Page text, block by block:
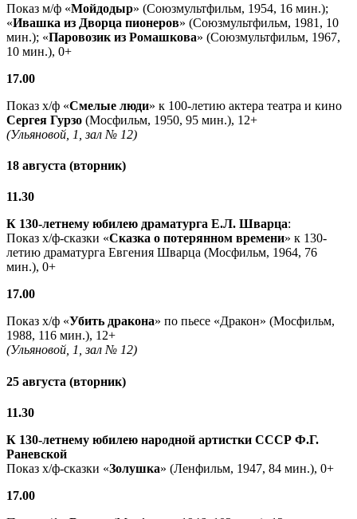
Показ м/ф «Мойдодыр» (Союзмультфильм, 1954, 16 мин.);
«Ивашка из Дворца пионеров» (Союзмультфильм, 1981, 10
мин.); «Паровозик из Ромашкова» (Союзмультфильм, 1967,
10 мин.), 0+
17.00
Показ х/ф «Смелые люди» к 100-летию актера театра и кино
Сергея Гурзо (Мосфильм, 1950, 95 мин.), 12+
(Ульяновой, 1, зал № 12)
18 августа (вторник)
11.30
К 130-летнему юбилею драматурга Е.Л. Шварца:
Показ х/ф-сказки «Сказка о потерянном времени» к 130-
летию драматурга Евгения Шварца (Мосфильм, 1964, 76
мин.), 0+
17.00
Показ х/ф «Убить дракона» по пьесе «Дракон» (Мосфильм,
1988, 116 мин.), 12+
(Ульяновой, 1, зал № 12)
25 августа (вторник)
11.30
К 130-летнему юбилею народной артистки СССР Ф.Г.
Раневской
Показ х/ф-сказки «Золушка» (Ленфильм, 1947, 84 мин.), 0+
17.00